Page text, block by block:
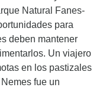
Natural Fanes-
para
deben mantener
Un viajero
en los pastizales
fue un